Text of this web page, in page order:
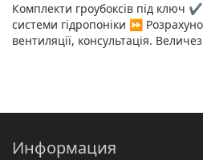
Комплекти гроубоксів під ключ
системи гідропоніки ⏩
вентиляції, консультація.
Информация